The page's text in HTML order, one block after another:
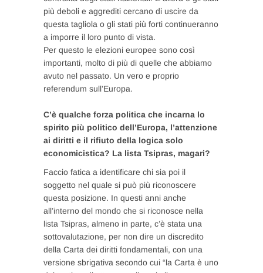
più deboli e aggrediti cercano di uscire da
questa tagliola o gli stati più forti continueranno
a imporre il loro punto di vista.
Per questo le elezioni europee sono così
importanti, molto di più di quelle che abbiamo
avuto nel passato. Un vero e proprio
referendum sull’Europa.
C’è qualche forza politica che incarna lo
spirito più politico dell’Europa, l’attenzione
ai diritti e il rifiuto della logica solo
economicistica? La lista Tsipras, magari?
Faccio fatica a identificare chi sia poi il
soggetto nel quale si può più riconoscere
questa posizione. In questi anni anche
all’interno del mondo che si riconosce nella
lista Tsipras, almeno in parte, c’è stata una
sottovalutazione, per non dire un discredito
della Carta dei diritti fondamentali, con una
versione sbrigativa secondo cui “la Carta è uno